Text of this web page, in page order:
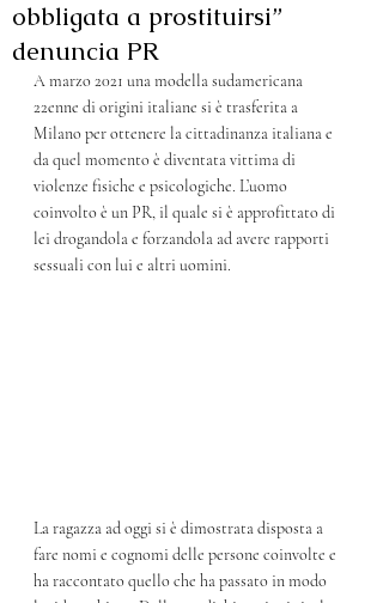
obbligata a prostituirsi”
denuncia PR
A marzo 2021 una modella sudamericana
22enne di origini italiane si è trasferita a
Milano per ottenere la cittadinanza italiana e
da quel momento è diventata vittima di
violenze fisiche e psicologiche. L’uomo
coinvolto è un PR, il quale si è approfittato di
lei drogandola e forzandola ad avere rapporti
sessuali con lui e altri uomini.
La ragazza ad oggi si è dimostrata disposta a
fare nomi e cognomi delle persone coinvolte e
ha raccontato quello che ha passato in modo